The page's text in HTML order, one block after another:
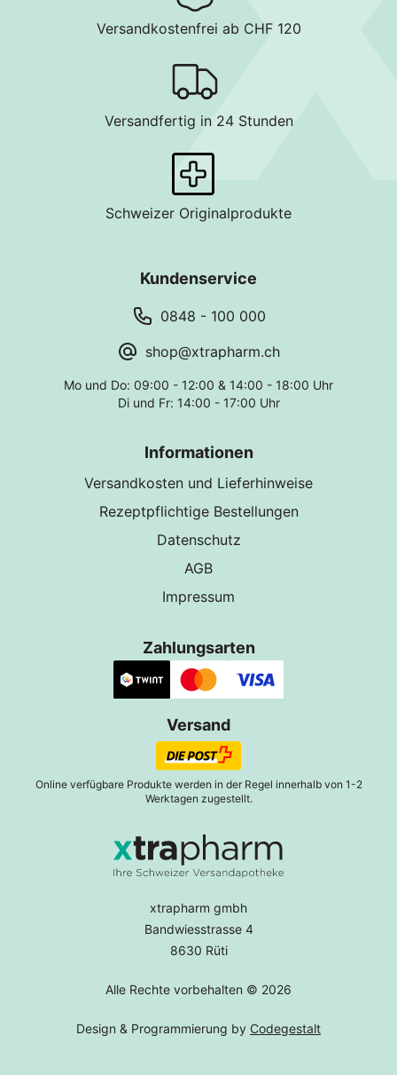
Versandkostenfrei ab CHF 120
Versandfertig in 24 Stunden
Schweizer Originalprodukte
xtrapharm gmbh
Bandwiesstrasse 4
8630 Rüti
Alle Rechte vorbehalten © 2026
Design & Programmierung by Codegestalt
Kundenservice
0848 - 100 000
shop@xtrapharm.ch
Mo und Do: 09:00 - 12:00 & 14:00 - 18:00 Uhr
Di und Fr: 14:00 - 17:00 Uhr
Informationen
Versandkosten und Lieferhinweise
Rezeptpflichtige Bestellungen
Datenschutz
AGB
Impressum
Zahlungsarten
Versand
Online verfügbare Produkte werden in der Regel innerhalb von 1-2
Werktagen zugestellt.